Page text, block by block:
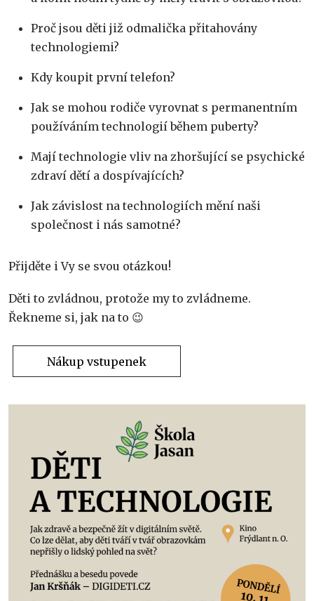
Proč jsou děti již odmalička přitahovány
technologiemi?
Kdy koupit první telefon?
Jak se mohou rodiče vyrovnat s permanentním
používáním technologií během puberty?
Mají technologie vliv na zhoršující se psychické
zdraví dětí a dospívajících?
Jak závislost na technologiích mění naši
společnost i nás samotné?
Přijděte i Vy se svou otázkou!
Děti to zvládnou, protože my to zvládneme.
Řekneme si, jak na to 😉
Nákup vstupenek